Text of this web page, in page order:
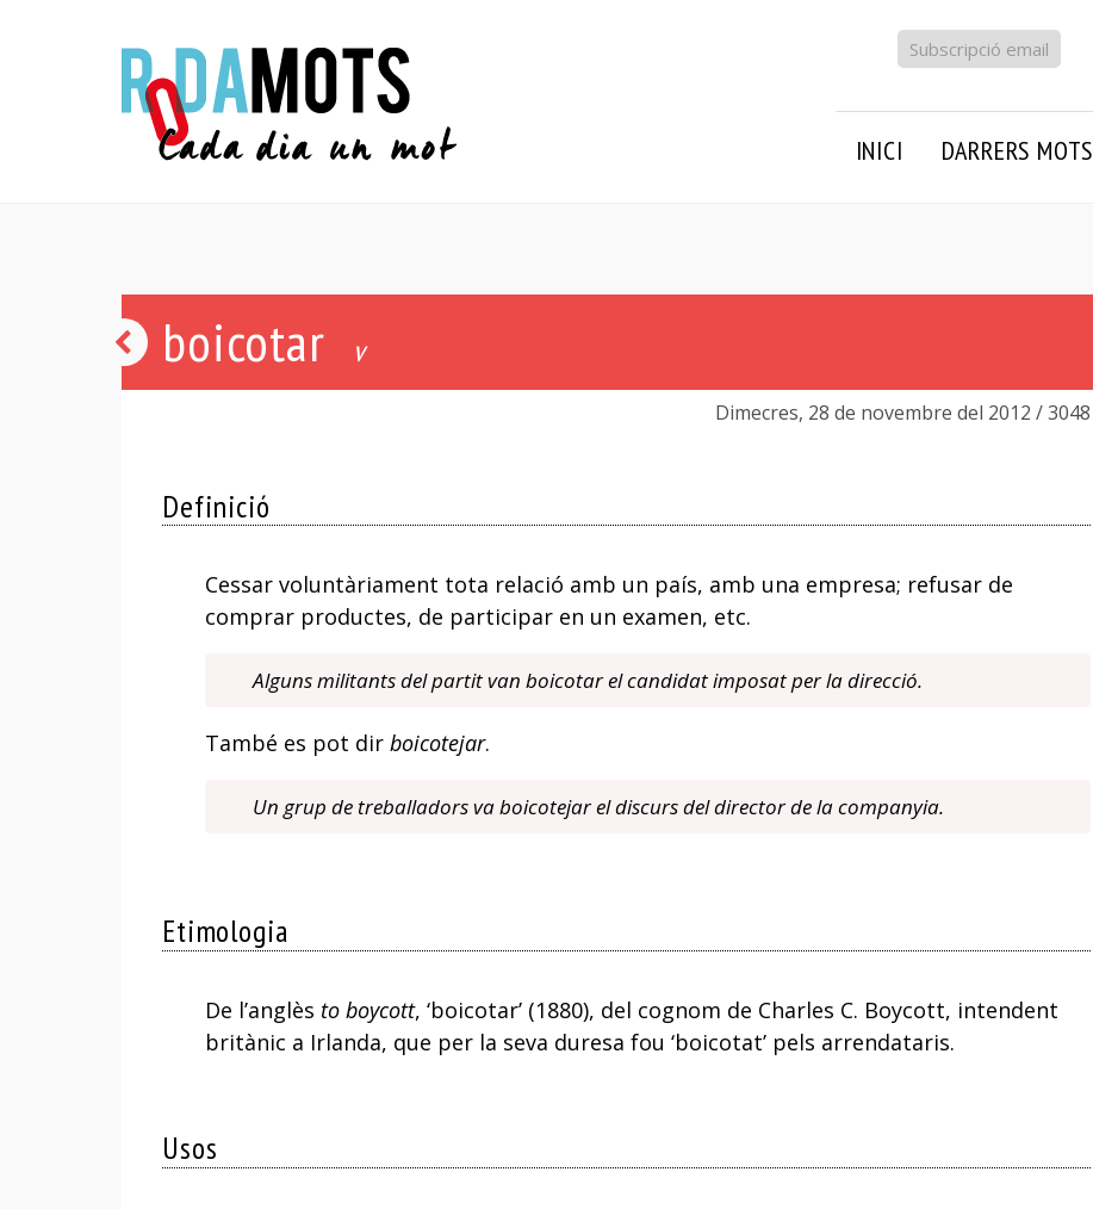
Subscripció email
INICI DARRERS MOTS
boicotar v
Dimecres, 28 de novembre del 2012 / 3048
Definició
Cessar voluntàriament tota relació amb un país, amb una empresa; refusar de
comprar productes, de participar en un examen, etc.
Alguns militants del partit van boicotar el candidat imposat per la direcció.
També es pot dir boicotejar.
Un grup de treballadors va boicotejar el discurs del director de la companyia.
Etimologia
De l’anglès to boycott, ‘boicotar’ (1880), del cognom de Charles C. Boycott, intendent
britànic a Irlanda, que per la seva duresa fou ‘boicotat’ pels arrendataris.
Usos
derbi